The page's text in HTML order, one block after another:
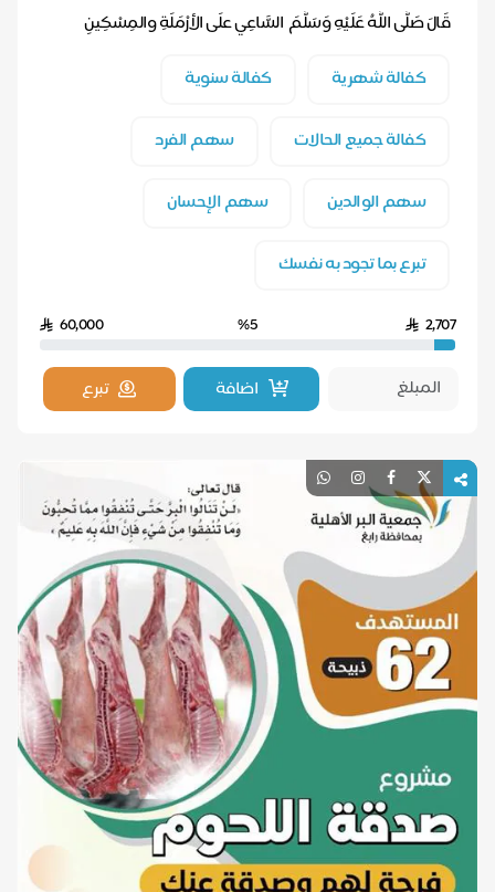
‎قَالَ صَلَّى اللَّهُ عَلَيْهِ وَسَلَّمَ ‎السَّاعِي علَى الأرْمَلَةِ والمِسْكِينِ
كفالة شهرية
كفالة سنوية
كفالة جميع الحالات سهم الفرد
سهم الوالدين سهم الإحسان
تبرع بما تجود به نفسك
2,707
%5
60,000
اضافة تبرع